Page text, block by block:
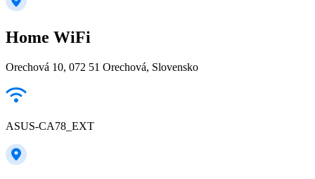
Home WiFi
Orechová 10, 072 51 Orechová, Slovensko
ASUS-CA78_EXT